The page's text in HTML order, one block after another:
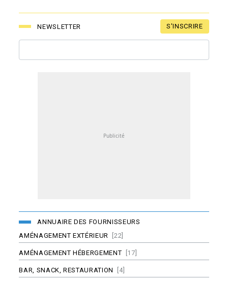
NEWSLETTER S'INSCRIRE
ANNUAIRE DES FOURNISSEURS
AMÉNAGEMENT EXTÉRIEUR [22]
AMÉNAGEMENT HÉBERGEMENT [17]
BAR, SNACK, RESTAURATION [4]